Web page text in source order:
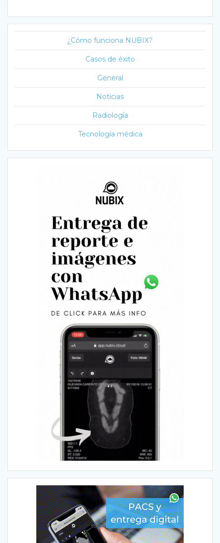
¿Cómo funciona NUBIX?
Casos de éxito
General
Noticias
Radiología
Tecnología médica